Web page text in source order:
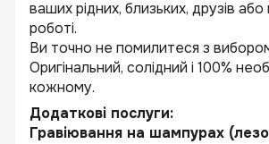
ваших рідних, близьких, друзів
роботі.
Ви точно не помилитеся з
Оригінальний, солідний і 100%
кожному.
Додаткові послуги:
Гравіювання на шампурах